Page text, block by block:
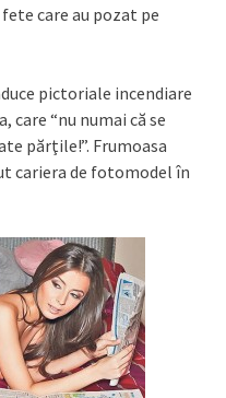
care au pozat pe
pictoriale incendiare
care “nu numai că se
părţile!”. Frumoasa
cariera de fotomodel în